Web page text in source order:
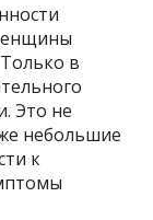
в
Это не
небольшие
к